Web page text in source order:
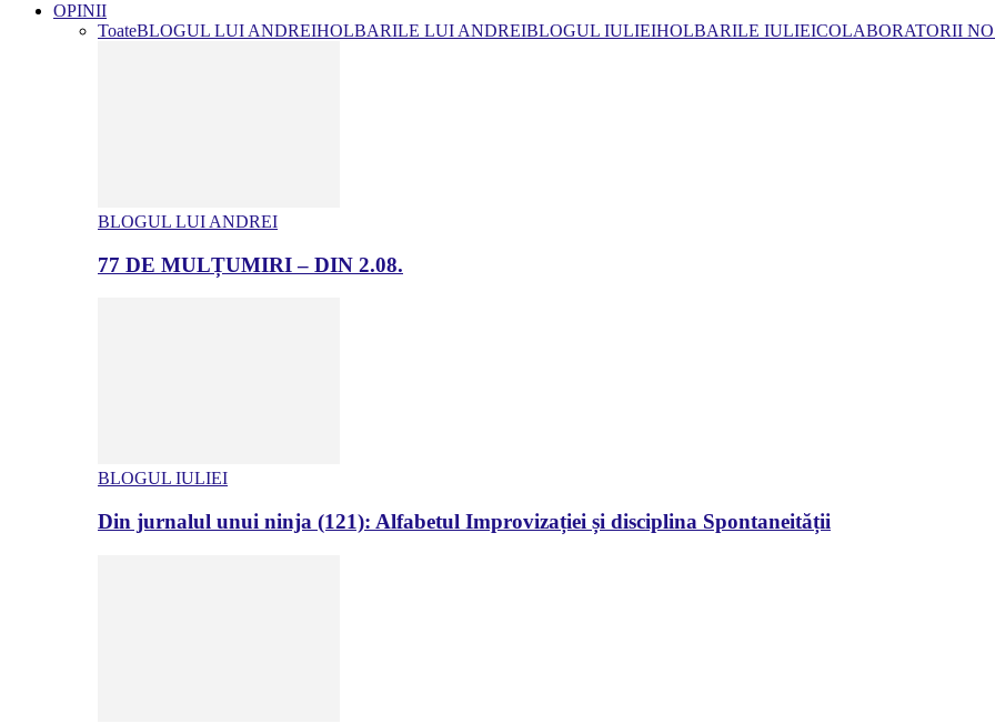
OPINII
ToateBLOGUL LUI ANDREIHOLBARILE LUI ANDREIBLOGUL IULIEIHOLBARILE IULIEICOLABORATORII
BLOGUL LUI ANDREI
77 DE MULȚUMIRI – DIN 2.08.
BLOGUL IULIEI
Din jurnalul unui ninja (121): Alfabetul Improvizației și disciplina Spontaneității